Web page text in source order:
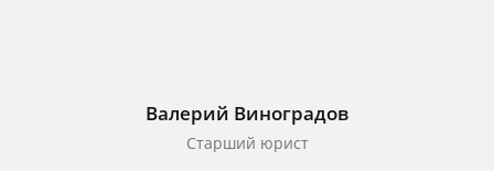
Валерий Виноградов
Старший юрист